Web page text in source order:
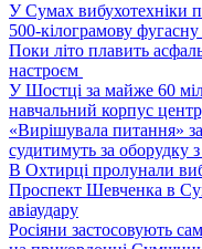
У Сумах вибухотехніки
500-кілограмову фугасну
Поки літо плавить
настроєм
У Шостці за майже 60
навчальний корпус
«Вирішувала питання»
судитимуть за оборудку
В Охтирці пролунали
Проспект Шевченка в
авіаудару
Росіяни застосовують